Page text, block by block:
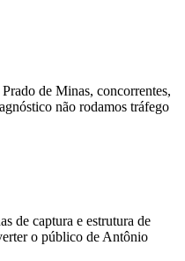
de Minas, concorrentes,
não rodamos tráfego
de captura e estrutura de
o público de Antônio